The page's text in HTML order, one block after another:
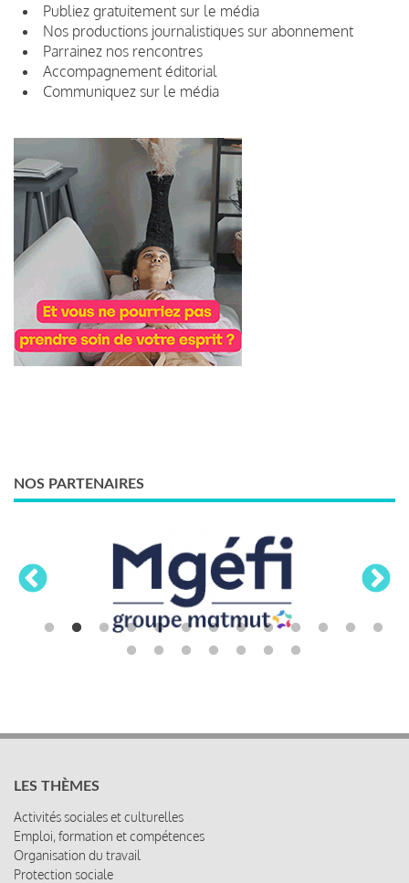
Publiez gratuitement sur le média
Nos productions journalistiques sur abonnement
Parrainez nos rencontres
Accompagnement éditorial
Communiquez sur le média
NOS PARTENAIRES
LES THÈMES
Activités sociales et culturelles
Emploi, formation et compétences
Organisation du travail
Protection sociale